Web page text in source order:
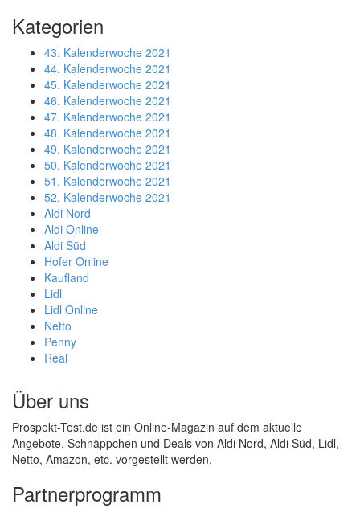
Kategorien
43. Kalenderwoche 2021
44. Kalenderwoche 2021
45. Kalenderwoche 2021
46. Kalenderwoche 2021
47. Kalenderwoche 2021
48. Kalenderwoche 2021
49. Kalenderwoche 2021
50. Kalenderwoche 2021
51. Kalenderwoche 2021
52. Kalenderwoche 2021
Aldi Nord
Aldi Online
Aldi Süd
Hofer Online
Kaufland
Lidl
Lidl Online
Netto
Penny
Real
Über uns
Prospekt-Test.de ist ein Online-Magazin auf dem aktuelle
Angebote, Schnäppchen und Deals von Aldi Nord, Aldi Süd, Lidl,
Netto, Amazon, etc. vorgestellt werden.
Partnerprogramm